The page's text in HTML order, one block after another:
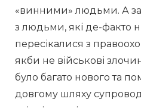
«винними» людьми. А
з людьми, які де-факто
пересікалися з
якби не військові
було багато нового та
довгому шляху